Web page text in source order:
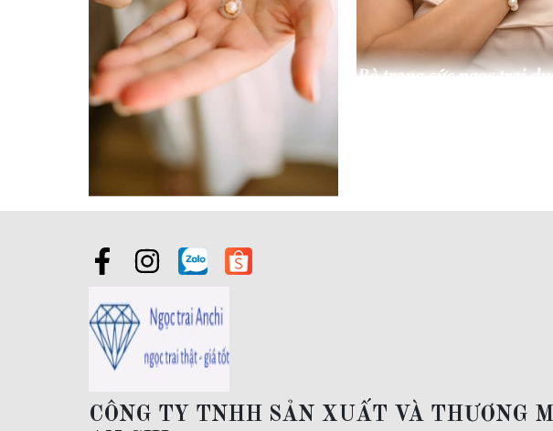
Người đang tìm quà
Người muốn chọn
✔ Nên chọn khi:
CÔNG TY TNHH SẢN XUẤT VÀ THƯƠNG